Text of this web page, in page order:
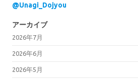
@Unagi_Dojyou
アーカイブ
2026年7月
2026年6月
2026年5月